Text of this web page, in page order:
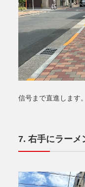
信号まで直進します。
右手にラーメ